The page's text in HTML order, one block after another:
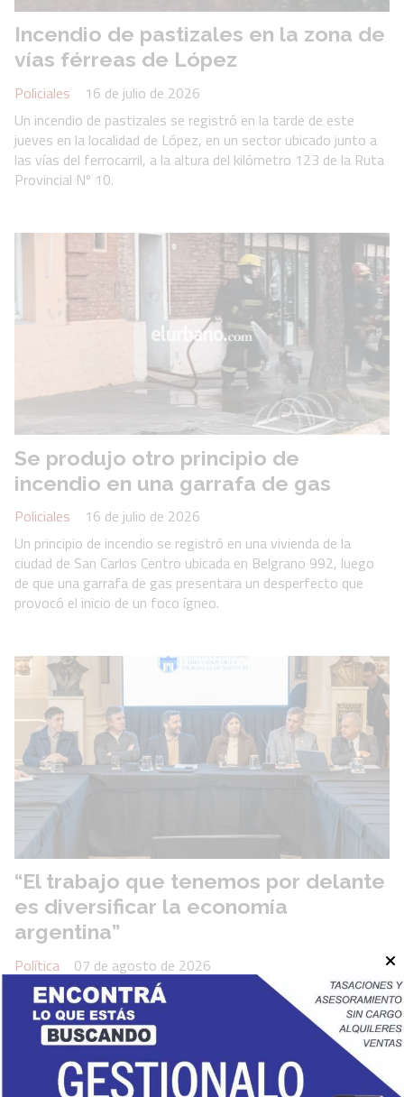
Incendio de pastizales en la zona de
vías férreas de López
Policiales
16 de julio de 2026
Un incendio de pastizales se registró en la tarde de este
jueves en la localidad de López, en un sector ubicado junto a
las vías del ferrocarril, a la altura del kilómetro 123 de la Ruta
Provincial Nº 10.
Se produjo otro principio de
incendio en una garrafa de gas
Policiales
16 de julio de 2026
Un principio de incendio se registró en una vivienda de la
ciudad de San Carlos Centro ubicada en Belgrano 992, luego
de que una garrafa de gas presentara un desperfecto que
provocó el inicio de un foco ígneo.
“El trabajo que tenemos por delante
es diversificar la economía
argentina”
Política
07 de agosto de 2026
Así lo expresó el economista Martín Rapetti en la jornada
organizada por la presidenta de la Cámara de Diputados, Clara
García, y el diputado Mariano Cuvertino, para analizar el
desarrollo productivo nacional y provincial.